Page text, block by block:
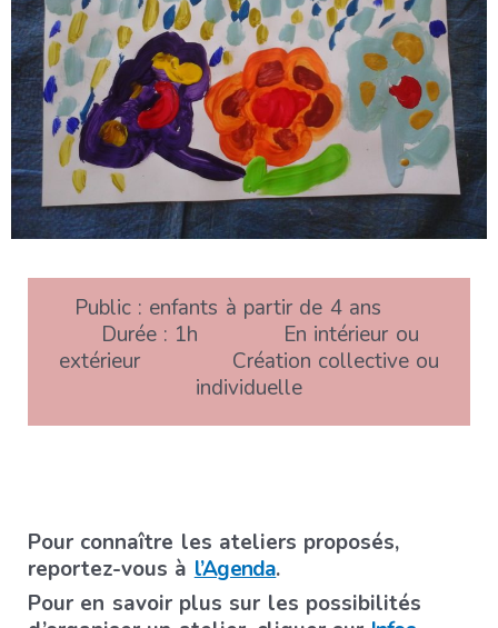
Public : enfants à partir de 4 ans
Durée : 1h
En intérieur ou
extérieur
Création collective ou
individuelle
Pour connaître les ateliers proposés,
reportez-vous à l’Agenda.
Pour en savoir plus sur les possibilités